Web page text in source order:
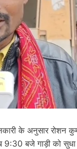
के अनुसार रोशन
बजे गाड़ी को